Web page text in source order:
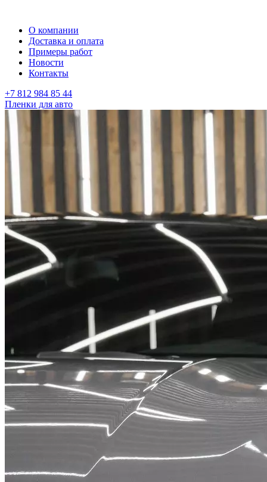
О компании
Доставка и оплата
Примеры работ
Новости
Контакты
+7 812 984 85 44
Пленки для авто